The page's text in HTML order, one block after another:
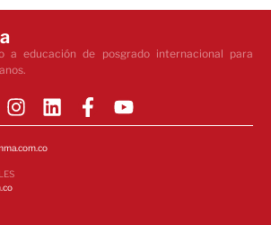
a educación de posgrado internacional para